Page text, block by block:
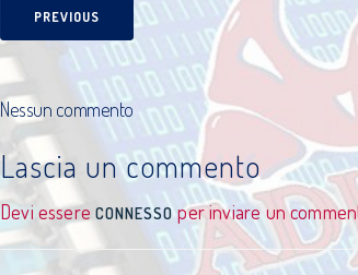
PREVIOUS
Nessun commento
Lascia un commento
Devi essereCONNESSO per inviare un